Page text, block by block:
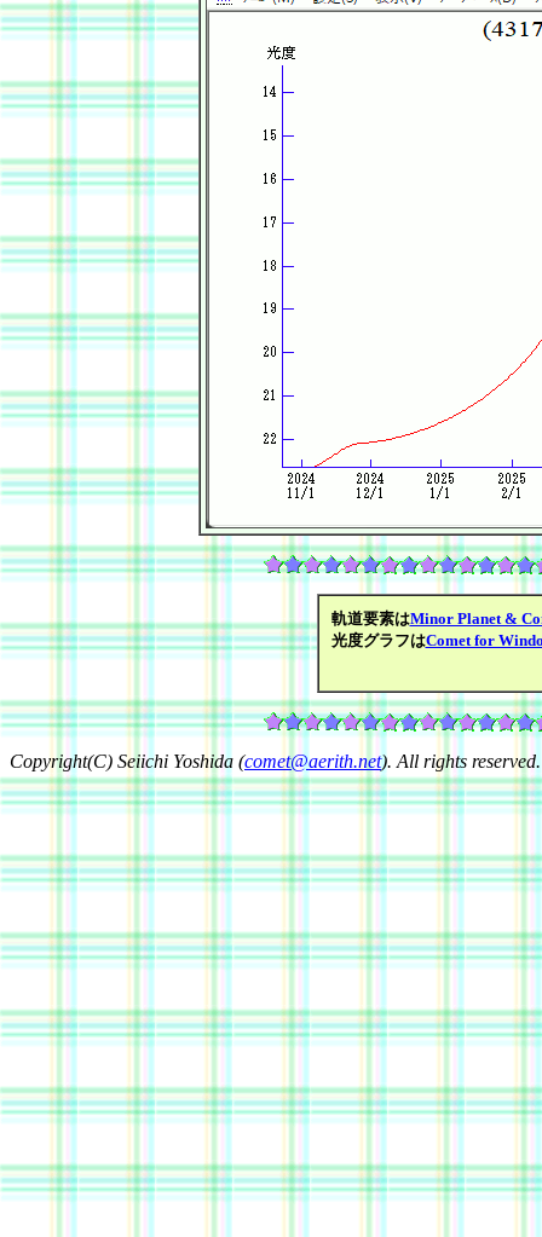
軌道要素はMinor Planet &
光度グラフはComet for
Copyright(C) Seiichi Yoshida (comet@aerith.net). All rights reserved.